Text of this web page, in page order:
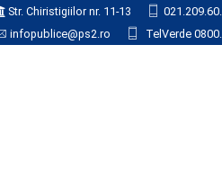
Str. Chiristigiilor nr. 11-13
infopublice@ps2.ro
TelVerde